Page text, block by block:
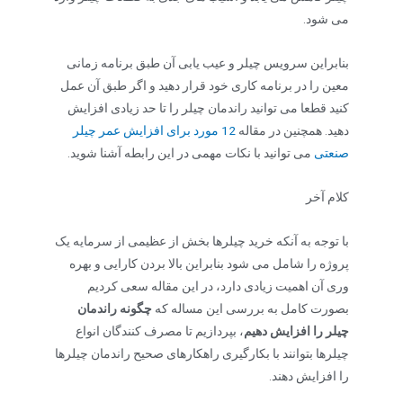
می شود.
بنابراین سرویس چیلر و عیب یابی آن طبق برنامه زمانی
معین را در برنامه کاری خود قرار دهید و اگر طبق آن عمل
کنید قطعا می توانید راندمان چیلر را تا حد زیادی افزایش
دهید. همچنین در مقاله
12 مورد برای افزایش عمر چیلر
صنعتی می توانید با نکات مهمی در این رابطه آشنا شوید.
کلام آخر
با توجه به آنکه خرید چیلرها بخش از عظیمی از سرمایه یک
پروژه را شامل می شود بنابراین بالا بردن کارایی و بهره
وری آن اهمیت زیادی دارد، در این مقاله سعی کردیم
بصورت کامل به بررسی این مساله که چگونه راندمان
چیلر را افزایش دهیم، بپردازیم تا مصرف کنندگان انواع
چیلرها بتوانند با بکارگیری راهکارهای صحیح راندمان چیلرها
را افزایش دهند.